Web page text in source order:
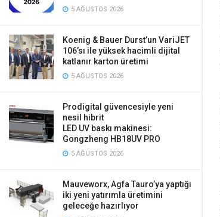
5 AĞUSTOS 2026
Koenig & Bauer Durst’un VariJET
106’sı ile yüksek hacimli dijital
katlanır karton üretimi
5 AĞUSTOS 2026
Prodigital güvencesiyle yeni
nesil hibrit
LED UV baskı makinesi:
Gongzheng HB18UV PRO
5 AĞUSTOS 2026
Mauveworx, Agfa Tauro’ya yaptığı
iki yeni yatırımla üretimini
geleceğe hazırlıyor